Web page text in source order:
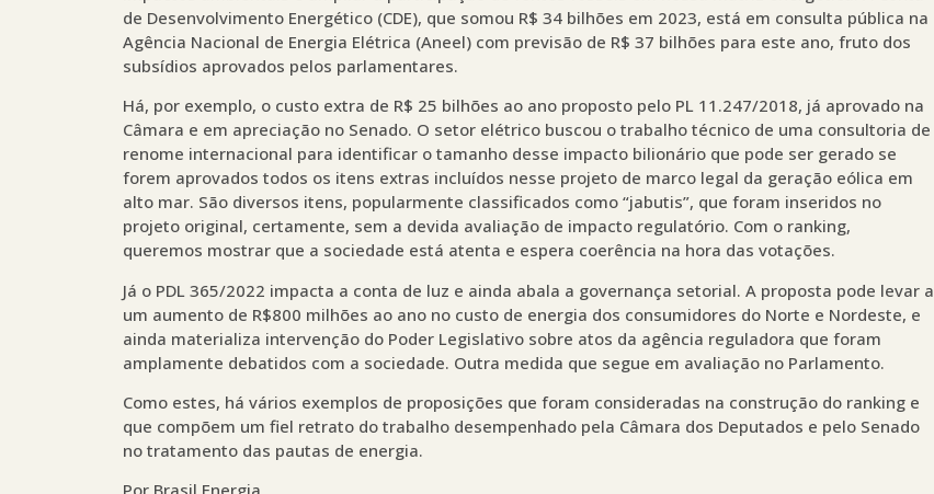
de Desenvolvimento Energético (CDE), que somou R$ 34 bilhões em 2023, está em consulta pública na
Agência Nacional de Energia Elétrica (Aneel) com previsão de R$ 37 bilhões para este ano, fruto dos
subsídios aprovados pelos parlamentares.
Há, por exemplo, o custo extra de R$ 25 bilhões ao ano proposto pelo PL 11.247/2018, já aprovado na
Câmara e em apreciação no Senado. O setor elétrico buscou o trabalho técnico de uma consultoria de
renome internacional para identificar o tamanho desse impacto bilionário que pode ser gerado se
forem aprovados todos os itens extras incluídos nesse projeto de marco legal da geração eólica em
alto mar. São diversos itens, popularmente classificados como “jabutis”, que foram inseridos no
projeto original, certamente, sem a devida avaliação de impacto regulatório. Com o ranking,
queremos mostrar que a sociedade está atenta e espera coerência na hora das votações.
Já o PDL 365/2022 impacta a conta de luz e ainda abala a governança setorial. A proposta pode levar a
um aumento de R$800 milhões ao ano no custo de energia dos consumidores do Norte e Nordeste, e
ainda materializa intervenção do Poder Legislativo sobre atos da agência reguladora que foram
amplamente debatidos com a sociedade. Outra medida que segue em avaliação no Parlamento.
Como estes, há vários exemplos de proposições que foram consideradas na construção do ranking e
que compõem um fiel retrato do trabalho desempenhado pela Câmara dos Deputados e pelo Senado
no tratamento das pautas de energia.